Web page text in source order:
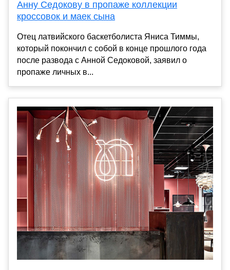
Анну Седокову в пропаже коллекции
кроссовок и маек сына
Отец латвийского баскетболиста Яниса Тиммы,
который покончил с собой в конце прошлого года
после развода с Анной Седоковой, заявил о
пропаже личных в...